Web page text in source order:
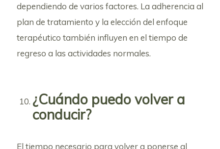
dependiendo de varios factores. La adherencia al
plan de tratamiento y la elección del enfoque
terapéutico también influyen en el tiempo de
regreso a las actividades normales.
¿Cuándo puedo volver a
conducir?
El tiempo necesario para volver a ponerse al